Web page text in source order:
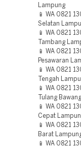
Lampung
📱 WA 0821
Selatan
📱 WA 0821
Tambang
📱 WA 0821
Pesawaran
📱 WA 0821
Tengah
📱 WA 0821
Tulang
📱 WA 0821
Cepat
📱 WA 0821
Barat
📱 WA 0821